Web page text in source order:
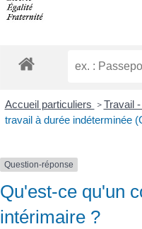
Accueil particuliers > Travail
travail à durée indéterminée
Question-réponse
Qu'est-ce qu'un
intérimaire ?